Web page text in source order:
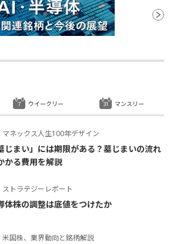
マネックス人生100年デザイン
じまい」には期限がある？墓じまいの流れ
かる費用を解説
ストラテジーレポート
体株の調整は底値をつけたか
米国株、業界動向と銘柄解説
ウイークリー マンスリー